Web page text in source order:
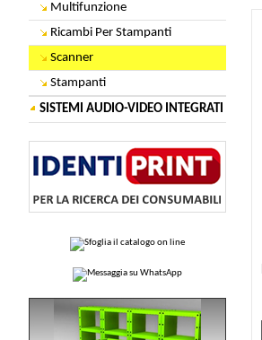
Multifunzione
Ricambi Per Stampanti
Scanner
Stampanti
SISTEMI AUDIO-VIDEO INTEGRATI